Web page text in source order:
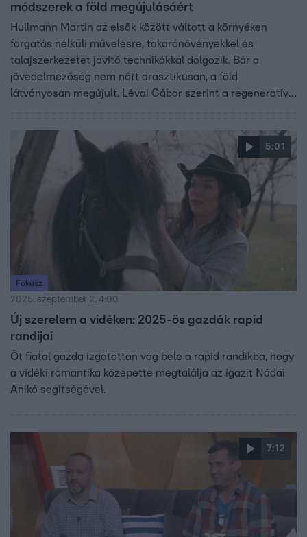
módszerek a föld megújulásáért
Hullmann Martin az elsők között váltott a környéken
forgatás nélküli művelésre, takarónövényekkel és
talajszerkezetet javító technikákkal dolgozik. Bár a
jövedelmezőség nem nőtt drasztikusan, a föld
látványosan megújult. Lévai Gábor szerint a regeneratív
5:01
Fókusz
2025. szeptember 2. 4:00
Új szerelem a vidéken: 2025-ös gazdák rapid
randijai
Öt fiatal gazda izgatottan vág bele a rapid randikba, hogy
a vidéki romantika közepette megtalálja az igazit Nádai
Anikó segítségével.
7:12